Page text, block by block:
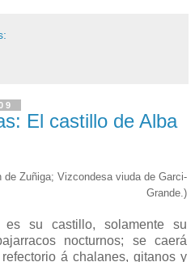
El castillo de Alba
Zuñiga; Vizcondesa viuda de Garci-
Grande.)
su castillo, solamente su
nocturnos; se caerá
á chalanes, gitanos y